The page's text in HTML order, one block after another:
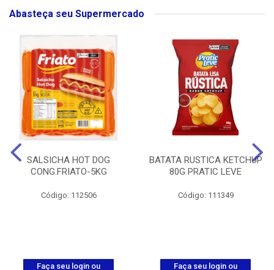
Abasteça seu Supermercado
SALSICHA HOT DOG
CONG.FRIATO-5KG
Código: 112506
Faça seu login ou
BATATA RUSTICA KETCHUP
80G PRATIC LEVE
Código: 111349
Faça seu login ou